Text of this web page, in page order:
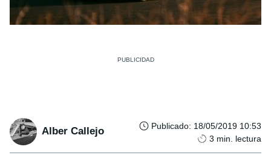
Alber Callejo Publicado: 18/05/2019 10:53
3 min. lectura